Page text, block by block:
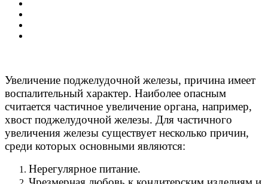
Увеличение поджелудочной железы, причина имеет
воспалительный характер. Наиболее опасным
считается частичное увеличение органа, например,
хвост поджелудочной железы. Для частичного
увеличения железы существует несколько причин,
среди которых основными являются:
Нерегулярное питание.